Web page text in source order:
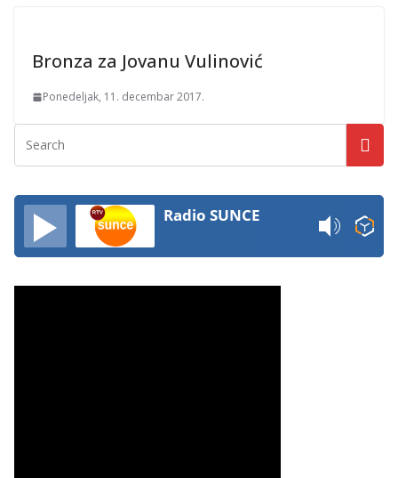
Bronza za Jovanu Vulinović
Ponedeljak, 11. decembar 2017.
Radio SUNCE